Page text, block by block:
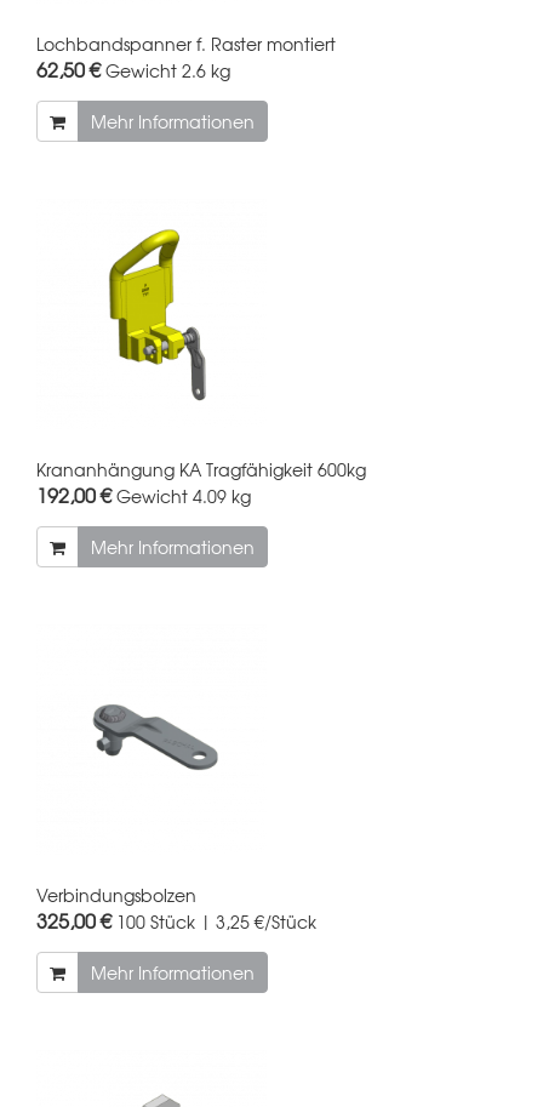
Lochbandspanner f. Raster montiert
62,50 €Gewicht 2.6 kg
Mehr Informationen
Krananhängung KA Tragfähigkeit 600kg
192,00 €Gewicht 4.09 kg
Mehr Informationen
Verbindungsbolzen
325,00 € 100 Stück | 3,25 €/Stück
Mehr Informationen